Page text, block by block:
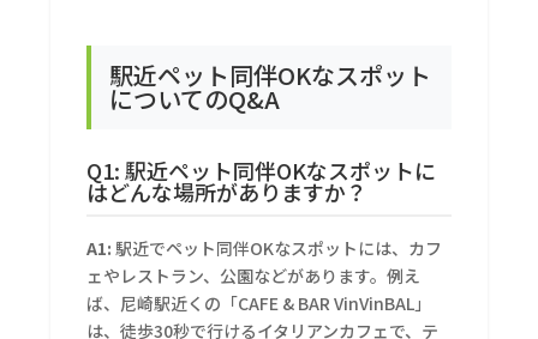
駅近ペット同伴OKなスポット
についてのQ&A
Q1: 駅近ペット同伴OKなスポットに
はどんな場所がありますか？
A1: 駅近でペット同伴OKなスポットには、カフ
ェやレストラン、公園などがあります。例え
ば、尼崎駅近くの「CAFE & BAR VinVinBAL」
は、徒歩30秒で行けるイタリアンカフェで、テ